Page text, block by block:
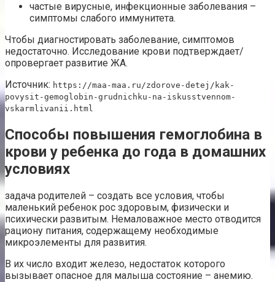
частые вирусные, инфекционные заболевания –
симптомы слабого иммунитета.
Чтобы диагностировать заболевание, симптомов
недостаточно. Исследование крови подтверждает/
опровергает развитие ЖА.
Источник: https://maa-maa.ru/zdorove-detej/kak-
povysit-gemoglobin-grudnichku-na-iskusstvennom-
vskarmlivanii.html
Способы повышения гемоглобина в
крови у ребенка до года в домашних
условиях
задача родителей – создать все условия, чтобы
маленький ребенок рос здоровым, физически и
психически развитым. Немаловажное место отводится
рациону питания, содержащему необходимые
микроэлементы для развития.
В их число входит железо, недостаток которого
вызывает опасное для малыша состояние – анемию.